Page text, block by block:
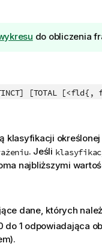
do obliczenia
[TOTAL
klasyfikacji określonej
. Jeśli
najbliższymi
dane, których
do 1 odpowiadająca